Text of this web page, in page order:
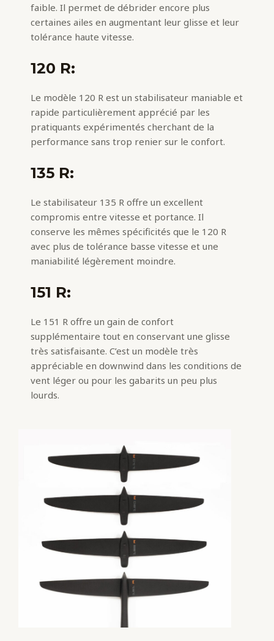
faible. Il permet de débrider encore plus
certaines ailes en augmentant leur glisse et leur
tolérance haute vitesse.
120 R:
Le modèle 120 R est un stabilisateur maniable et
rapide particulièrement apprécié par les
pratiquants expérimentés cherchant de la
performance sans trop renier sur le confort.
135 R:
Le stabilisateur 135 R offre un excellent
compromis entre vitesse et portance. Il
conserve les mêmes spécificités que le 120 R
avec plus de tolérance basse vitesse et une
maniabilité légèrement moindre.
151 R:
Le 151 R offre un gain de confort
supplémentaire tout en conservant une glisse
très satisfaisante. C’est un modèle très
appréciable en downwind dans les conditions de
vent léger ou pour les gabarits un peu plus
lourds.